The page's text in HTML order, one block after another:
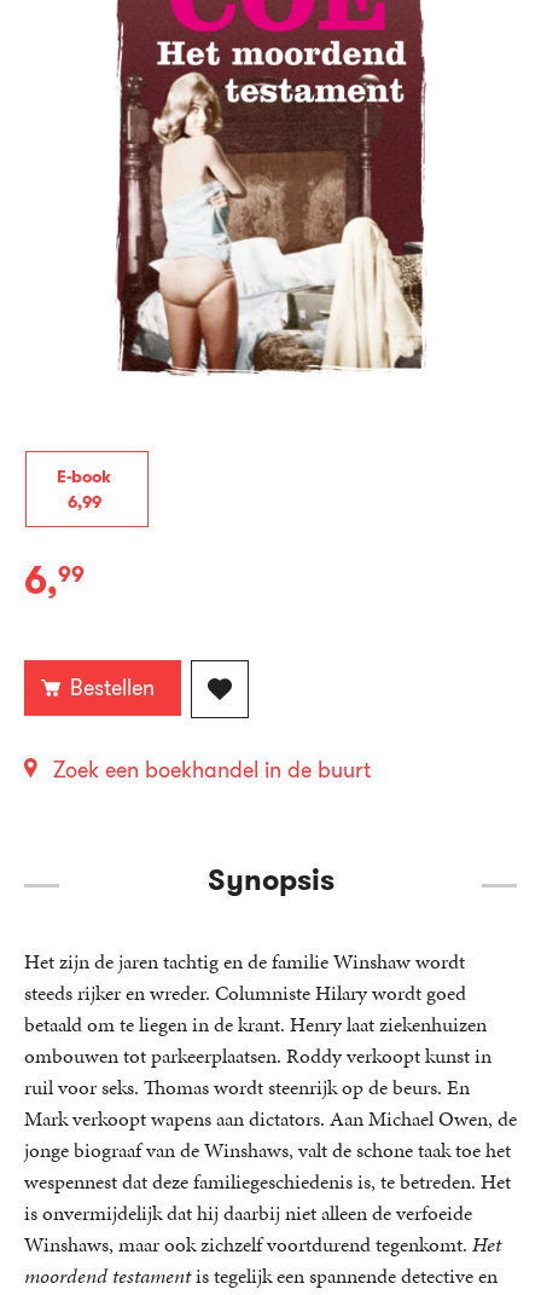
E-book
6,99
E-
6,99
Bestellen
Zoek een boekhandel in de buurt
Synopsis
Het zijn de jaren tachtig en de familie Winshaw wordt
steeds rijker en wreder. Columniste Hilary wordt goed
betaald om te liegen in de krant. Henry laat ziekenhuizen
ombouwen tot parkeerplaatsen. Roddy verkoopt kunst in
ruil voor seks. Thomas wordt steenrijk op de beurs. En
Mark verkoopt wapens aan dictators. Aan Michael Owen, de
jonge biograaf van de Winshaws, valt de schone taak toe het
wespennest dat deze familiegeschiedenis is, te betreden. Het
is onvermijdelijk dat hij daarbij niet alleen de verfoeide
Winshaws, maar ook zichzelf voortdurend tegenkomt. Het
moordend testamentis tegelijk een spannende detective en